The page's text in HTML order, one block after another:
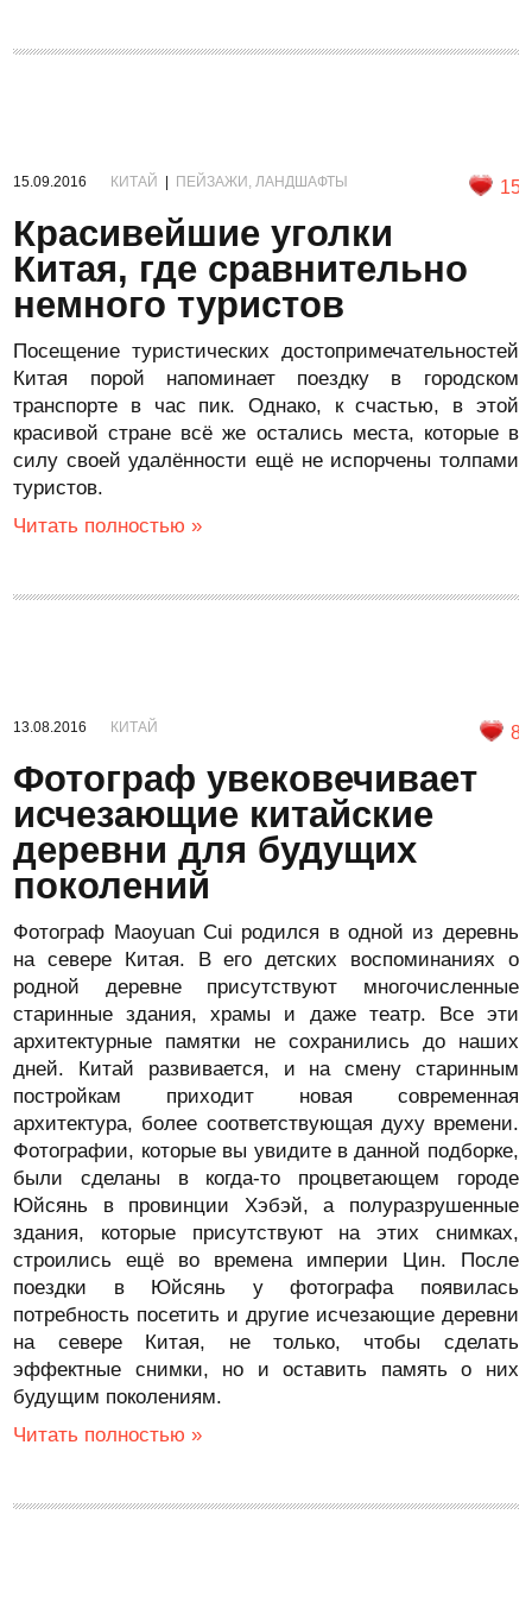
15.09.2016 КИТАЙ ПЕЙЗАЖИ, ЛАНДШАФТЫ 15
Красивейшие уголки
Китая, где сравнительно
немного туристов
Посещение туристических достопримечательностей
Китая порой напоминает поездку в городском
транспорте в час пик. Однако, к счастью, в этой
красивой стране всё же остались места, которые в
силу своей удалённости ещё не испорчены толпами
туристов.
Читать полностью »
13.08.2016 КИТАЙ 8
Фотограф увековечивает
исчезающие китайские
деревни для будущих
поколений
Фотограф Maoyuan Cui родился в одной из деревнь
на севере Китая. В его детских воспоминаниях о
родной деревне присутствуют многочисленные
старинные здания, храмы и даже театр. Все эти
архитектурные памятки не сохранились до наших
дней. Китай развивается, и на смену старинным
постройкам приходит новая современная
архитектура, более соответствующая духу времени.
Фотографии, которые вы увидите в данной подборке,
были сделаны в когда-то процветающем городе
Юйсянь в провинции Хэбэй, а полуразрушенные
здания, которые присутствуют на этих снимках,
строились ещё во времена империи Цин. После
поездки в Юйсянь у фотографа появилась
потребность посетить и другие исчезающие деревни
на севере Китая, не только, чтобы сделать
эффектные снимки, но и оставить память о них
будущим поколениям.
Читать полностью »